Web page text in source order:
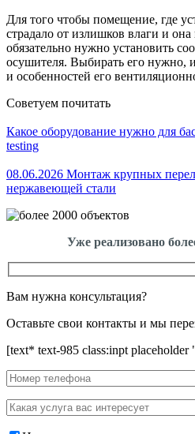
Для того чтобы помещение, где
страдало от излишков влаги и
обязательно нужно установить
осушителя. Выбирать его нужно,
и особенностей его
Советуем почитать
Какое оборудование нужно для
testing
08.06.2026 Монтаж крупных
нержавеющей стали
Уже реализовано
Вам нужна консультация?
Оставьте свои контакты и мы
[text* text-985 class:inpt